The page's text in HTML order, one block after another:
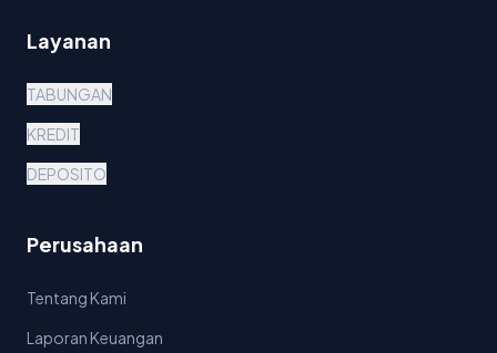
Layanan
TABUNGAN
KREDIT
DEPOSITO
Perusahaan
Tentang Kami
Laporan Keuangan